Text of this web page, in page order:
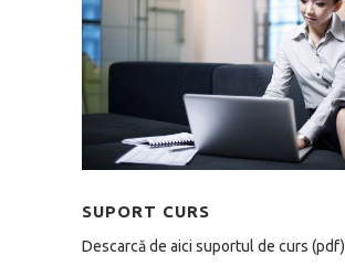
SUPORT CURS
Descarcă de aici suportul de curs (pdf)